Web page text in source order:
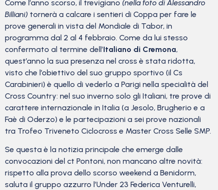
Come l’anno scorso, il trevigiano (nella foto di Alessandro
Billiani) tornerà a calcare i sentieri di Coppa per fare le
prove generali in vista del Mondiale di Tabor, in
programma dal 2 al 4 febbraio. Come da lui stesso
confermato al termine dell’Italiano di Cremona,
quest’anno la sua presenza nel cross è stata ridotta,
visto che l’obiettivo del suo gruppo sportivo (il Cs
Carabinieri) è quello di vederlo a Parigi nella specialità del
Cross Country: nel suo inverno solo gli Italiani, tre prove di
carattere internazionale in Italia (a Jesolo, Brugherio e a
Faè di Oderzo) e le partecipazioni a sei prove nazionali
tra Trofeo Triveneto Ciclocross e Master Cross Selle SMP.
Se questa è la notizia principale che emerge dalle
convocazioni del ct Pontoni, non mancano altre novità:
rispetto alla prova dello scorso weekend a Benidorm,
saluta il gruppo azzurro l’Under 23 Federica Venturelli,